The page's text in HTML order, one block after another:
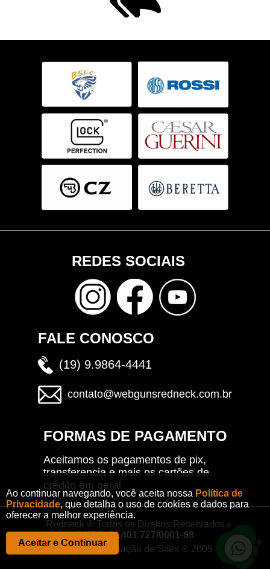
Ao continuar navegando, você aceita nossa Política de
Privacidade, que detalha o uso de cookies e dados para
oferecer a melhor experiência.
Aceitar e Continuar
REDES SOCIAIS
FALE CONOSCO
(19) 9.9864-4441
contato@webgunsredneck.com.br
FORMAS DE PAGAMENTO
Aceitamos os pagamentos de pix,
transferencia e mais os cartões de
crédito em geral
Redneck ® Todos os Direitos Reservados
CNPJ: 41.401.727/0001-68
CRISOFT - Criação de Sites ® 2005